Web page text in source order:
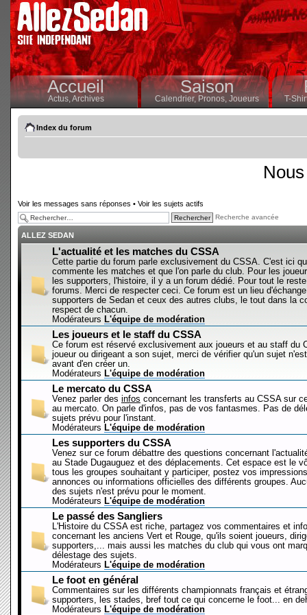
Accueil
Actus,Archives
Saison
Calendrier,Pronos, Joueurs T-
Index du forum
Voir les messages sans réponses • Voir les sujets actifs
Recherche avancée
ALLEZ SEDAN
L'actualité et les matches du CSSA
Cette partie du forum parle exclusivement du CSSA. C'est ici
commente les matches et que l'on parle du club. Pour les
les supporters, l'histoire, il y a un forum dédié. Pour tout le
forums. Merci de respecter ceci. Ce forum est un lieu
supporters de Sedan et ceux des autres clubs, le tout dans la
respect de chacun.
Modérateurs L'équipe de modération
Les joueurs et le staff du CSSA
Ce forum est réservé exclusivement aux joueurs et au staff du
joueur ou dirigeant a son sujet, merci de vérifier qu'un sujet
avant d'en créer un.
Modérateurs L'équipe de modération
Le mercato du CSSA
Venez parler des infos concernant les transferts au CSSA sur
au mercato. On parle d'infos, pas de vos fantasmes. Pas de
sujets prévu pour l'instant.
Modérateurs L'équipe de modération
Les supporters du CSSA
Venez sur ce forum débattre des questions concernant
au Stade Dugauguez et des déplacements. Cet espace est le
tous les groupes souhaitant y participer, postez vos
annonces ou informations officielles des différents groupes.
des sujets n'est prévu pour le moment.
Modérateurs L'équipe de modération
Le passé des Sangliers
L'Histoire du CSSA est riche, partagez vos commentaires et
concernant les anciens Vert et Rouge, qu'ils soient joueurs,
supporters,... mais aussi les matches du club qui vous ont
délestage des sujets.
Modérateurs L'équipe de modération
Le foot en général
Commentaires sur les différents championnats français et
supporters, les stades, bref tout ce qui concerne le foot... en
Modérateurs L'équipe de modération